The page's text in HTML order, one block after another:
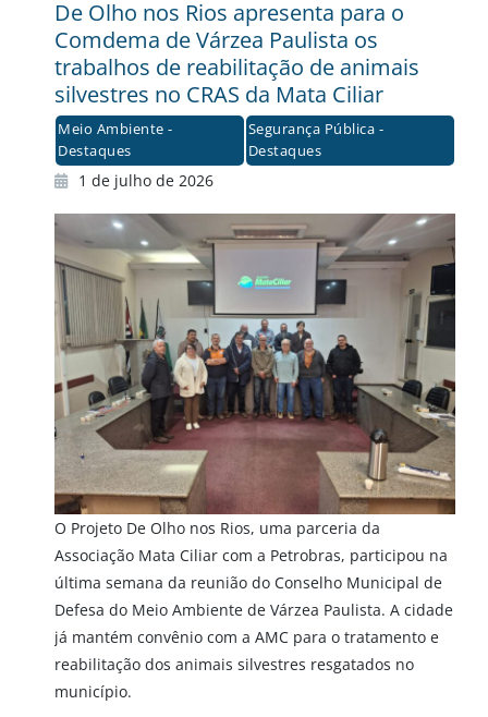
De Olho nos Rios apresenta para o
Comdema de Várzea Paulista os
trabalhos de reabilitação de animais
silvestres no CRAS da Mata Ciliar
Meio Ambiente -
Destaques
Segurança Pública -
Destaques
1 de julho de 2026
O Projeto De Olho nos Rios, uma parceria da
Associação Mata Ciliar com a Petrobras, participou na
última semana da reunião do Conselho Municipal de
Defesa do Meio Ambiente de Várzea Paulista. A cidade
já mantém convênio com a AMC para o tratamento e
reabilitação dos animais silvestres resgatados no
município.